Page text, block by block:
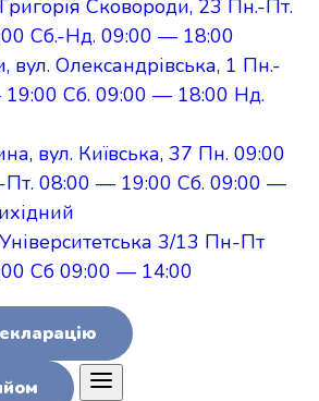
Григорія Сковороди, 23 Пн.-Пт.
Сб.-Нд. 09:00 — 18:00
вул. Олександрівська, 1 Пн.-
19:00 Сб. 09:00 — 18:00 Нд.
вул. Київська, 37 Пн. 09:00
Пт. 08:00 — 19:00 Сб. 09:00 —
3/13 Пн-Пт
Сб 09:00 — 14:00